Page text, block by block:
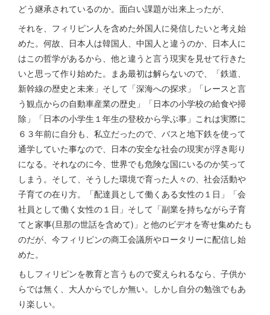
どう継承されているのか。面白い課題が出来上ったが、
それを、フィリピン人を含めた外国人に発信したいと考え始
めた。何故、日本人は韓国人、中国人と違うのか、日本人に
はこの哲学があるから、他と違うと言う現実を見せて行きた
いと思って作り始めた。まあ最初は解らないので、「鉄道、
新幹線の歴史と未来」そして「深海への探求」「レースと言
う観点からの自動車産業の歴史」「日本の小学校の給食や掃
除」「日本の小学生１年生の登校から学ぶ事」これは実際に
６３年前に自分も、私立だったので、バスと地下鉄を使って
通学していた事なので、日本の安全な社会の現実が浮き彫り
になる。それなのに今、世界でも危険な国にいるのか笑って
しまう。そして、そうした環境で育った人々の、社会活動や
子育ての在り方。「配達員として働くある女性の１日」「会
社員として働く女性の１日」そして「副業を持ちながら子育
てと家事(旦那の世話を含めて)」と他のビデオを寄せ集めたも
のだが、今フィリピンの商工会議所やロータリーに配信し始
めた。
もしフィリピンを教育と言うもので変えられるなら、子供か
らでは無く、大人からでしか無い。しかし自分の勉強でもあ
り楽しい。